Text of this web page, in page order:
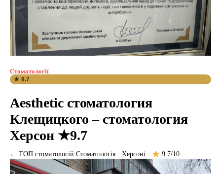
Стоматології
★ 9.7
Aesthetic стоматология
Клещицкого – стоматология
Херсон ★9.7
← ТОП стоматологій Стоматологія · Херсоні · 9.7/10 ·...